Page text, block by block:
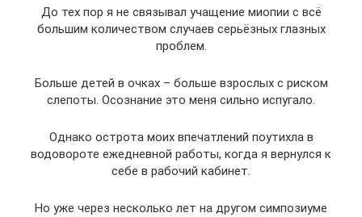
До тех пор я не связывал учащение миопии с всё
большим количеством случаев серьёзных глазных
проблем.
Больше детей в очках – больше взрослых с риском
слепоты. Осознание это меня сильно испугало.
Однако острота моих впечатлений поутихла в
водовороте ежедневной работы, когда я вернулся к
себе в рабочий кабинет.
Но уже через несколько лет на другом симпозиуме